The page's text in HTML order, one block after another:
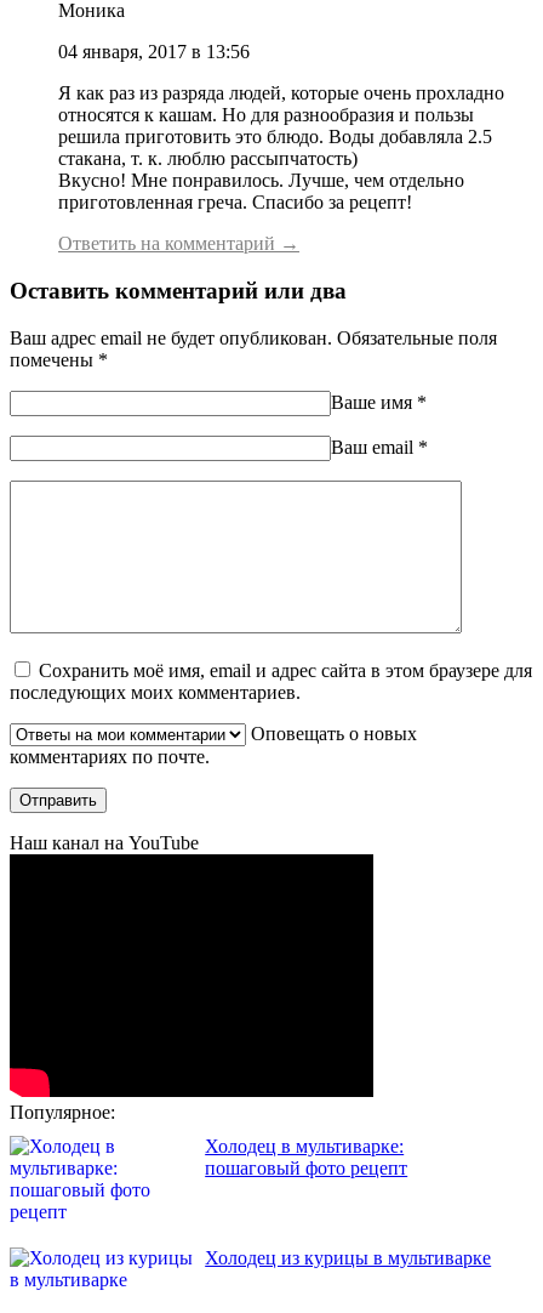
Моника
04 января, 2017 в 13:56
Я как раз из разряда людей, которые очень прохладно
относятся к кашам. Но для разнообразия и пользы
решила приготовить это блюдо. Воды добавляла 2.5
стакана, т. к. люблю рассыпчатость)
Вкусно! Мне понравилось. Лучше, чем отдельно
приготовленная греча. Спасибо за рецепт!
Ответить на комментарий →
Оставить комментарий или два
Ваш адрес email не будет опубликован. Обязательные поля
помечены *
Ваше имя *
Ваш еmail *
Сохранить моё имя, email и адрес сайта в этом браузере для
последующих моих комментариев.
Оповещать о новых
комментариях по почте.
Наш канал на YouTube
Популярное:
Холодец в мультиварке:
пошаговый фото рецепт
Холодец из курицы в мультиварке